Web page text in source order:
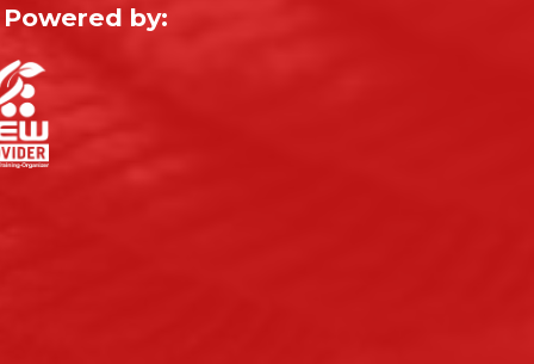
Powered by: